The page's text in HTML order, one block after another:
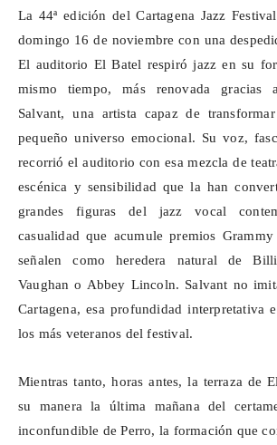
La 44ª edición del Cartagena Jazz
domingo 16 de noviembre con una
El auditorio El Batel respiró jazz en su
mismo tiempo, más renovada gracias
Salvant, una artista capaz de
pequeño universo emocional. Su voz,
recorrió el auditorio con esa mezcla de
escénica y sensibilidad que la han
grandes figuras del jazz vocal
casualidad que acumule premios
señalen como heredera natural de
Vaughan o Abbey Lincoln. Salvant no
Cartagena, esa profundidad interpretativa
los más veteranos del festival.
Mientras tanto, horas antes, la terraza de
su manera la última mañana del
inconfundible de Perro, la formación que